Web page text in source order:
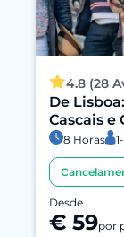
4.8 (28
De
Cascais e
8 Horas
Desde
€ 59por